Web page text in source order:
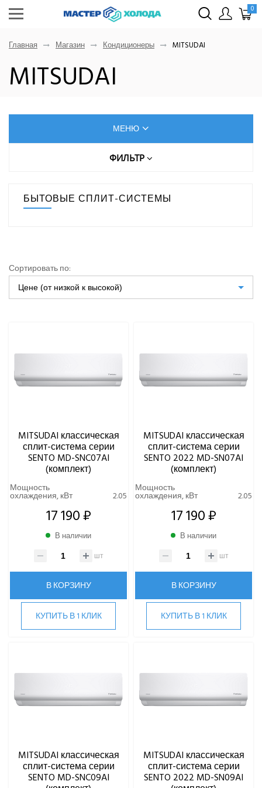
0
Главная Магазин Кондиционеры MITSUDAI
MITSUDAI
МЕНЮ
Dahatsu
Ynovik
Yuetu
DAICOND
EXPERTAIR by ZILON
Ecoclima
Gree
Hisense
HIGH LIFE
IGC
Kentatsu
Kitano
Lessar
Marsa
MITSUDAI
Бытовые сплит-системы
ФИЛЬТР
ТИП ФРЕОНА
ЦВЕТ ВНУТРЕННЕГО БЛОКА
УПРАВЛЕНИЕ C МОБИЛЬНОГО ПРИЛОЖЕНИЯ ПО WI-FI
БЫТОВЫЕ СПЛИТ-СИСТЕМЫ
Сортировать по:
Цене (от низкой к высокой)
MITSUDAI классическая
сплит-система серии
SENTO MD-SNC07AI
(комплект)
Мощность
охлаждения, кВт 2.05
17 190 ₽
В наличии
шт
В КОРЗИНУ
КУПИТЬ В 1 КЛИК
MITSUDAI классическая
сплит-система серии
SENTO 2022 MD-SN07AI
(комплект)
Мощность
охлаждения, кВт 2.05
17 190 ₽
В наличии
шт
В КОРЗИНУ
КУПИТЬ В 1 КЛИК
MITSUDAI классическая
сплит-система серии
SENTO MD-SNC09AI
MITSUDAI классическая
сплит-система серии
SENTO 2022 MD-SN09AI